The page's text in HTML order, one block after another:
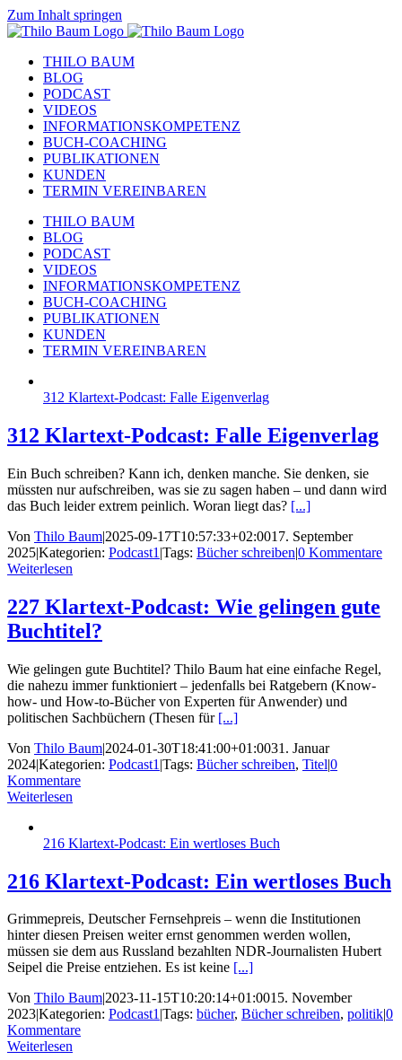
Zum Inhalt springen
THILO BAUM
BLOG
PODCAST
VIDEOS
INFORMATIONSKOMPETENZ
BUCH-COACHING
PUBLIKATIONEN
KUNDEN
TERMIN VEREINBAREN
THILO BAUM
BLOG
PODCAST
VIDEOS
INFORMATIONSKOMPETENZ
BUCH-COACHING
PUBLIKATIONEN
KUNDEN
TERMIN VEREINBAREN
312 Klartext-Podcast: Falle Eigenverlag
312 Klartext-Podcast: Falle Eigenverlag
Ein Buch schreiben? Kann ich, denken manche. Sie denken, sie
müssten nur aufschreiben, was sie zu sagen haben – und dann wird
das Buch leider extrem peinlich. Woran liegt das? [...]
Von Thilo Baum|2025-09-17T10:57:33+02:0017. September
2025|Kategorien: Podcast1 |Tags: Bücher schreiben|0 Kommentare
Weiterlesen
227 Klartext-Podcast: Wie gelingen gute
Buchtitel?
Wie gelingen gute Buchtitel? Thilo Baum hat eine einfache Regel,
die nahezu immer funktioniert – jedenfalls bei Ratgebern (Know-
how- und How-to-Bücher von Experten für Anwender) und
politischen Sachbüchern (Thesen für [...]
Von Thilo Baum|2024-01-30T18:41:00+01:0031. Januar
2024|Kategorien: Podcast1 |Tags: Bücher schreiben, Titel|0
Kommentare
Weiterlesen
216 Klartext-Podcast: Ein wertloses Buch
216 Klartext-Podcast: Ein wertloses Buch
Grimmepreis, Deutscher Fernsehpreis – wenn die Institutionen
hinter diesen Preisen weiter ernst genommen werden wollen,
müssen sie dem aus Russland bezahlten NDR-Journalisten Hubert
Seipel die Preise entziehen. Es ist keine [...]
Von Thilo Baum|2023-11-15T10:20:14+01:0015. November
2023|Kategorien: Podcast1|Tags: bücher, Bücher schreiben, politik|0
Kommentare
Weiterlesen